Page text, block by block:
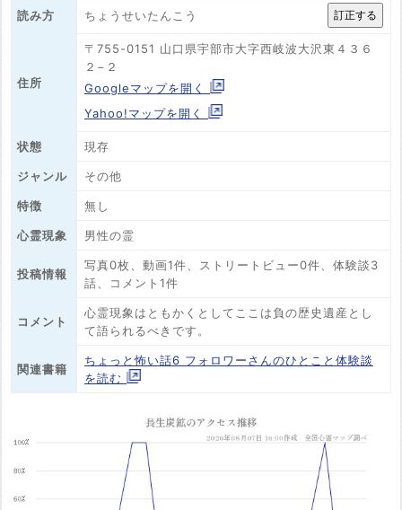
読み方 ちょうせいたんこう
住所
〒755-0151 山口県宇部市大字西岐波大沢東４３６
２−２
Googleマップを開く
Yahoo!マップを開く
状態 現存
ジャンル その他
特徴 無し
心霊現象 男性の霊
投稿情報
写真0枚、動画1件、ストリートビュー0件、体験談3
話、コメント1件
コメント
心霊現象はともかくとしてここは負の歴史遺産とし
て語られるべきです。
関連書籍
ちょっと怖い話6 フォロワーさんのひとこと体験談
を読む